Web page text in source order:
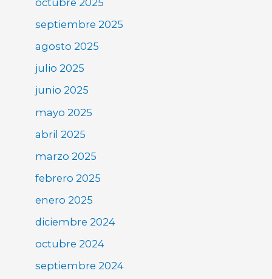
octubre 2025
septiembre 2025
agosto 2025
julio 2025
junio 2025
mayo 2025
abril 2025
marzo 2025
febrero 2025
enero 2025
diciembre 2024
octubre 2024
septiembre 2024